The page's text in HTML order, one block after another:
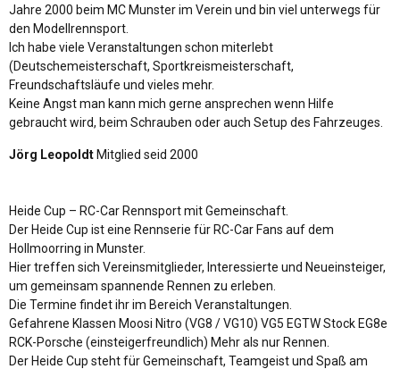
Jahre 2000 beim MC Munster im Verein und bin viel unterwegs für
den Modellrennsport.
Ich habe viele Veranstaltungen schon miterlebt
(Deutschemeisterschaft, Sportkreismeisterschaft,
Freundschaftsläufe und vieles mehr.
Keine Angst man kann mich gerne ansprechen wenn Hilfe
gebraucht wird, beim Schrauben oder auch Setup des Fahrzeuges.
Jörg LeopoldtMitglied seid 2000
Heide Cup – RC-Car Rennsport mit Gemeinschaft.
Der Heide Cup ist eine Rennserie für RC-Car Fans auf dem
Hollmoorring in Munster.
Hier treffen sich Vereinsmitglieder, Interessierte und Neueinsteiger,
um gemeinsam spannende Rennen zu erleben.
Die Termine findet ihr im Bereich Veranstaltungen.
Gefahrene Klassen Moosi Nitro (VG8 / VG10) VG5 EGTW Stock EG8e
RCK-Porsche (einsteigerfreundlich) Mehr als nur Rennen.
Der Heide Cup steht für Gemeinschaft, Teamgeist und Spaß am